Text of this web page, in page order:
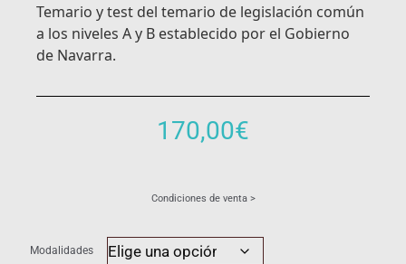
Temario y test del temario de legislación común
a los niveles A y B establecido por el Gobierno
de Navarra.
170,00€
Condiciones de venta >
Modalidades